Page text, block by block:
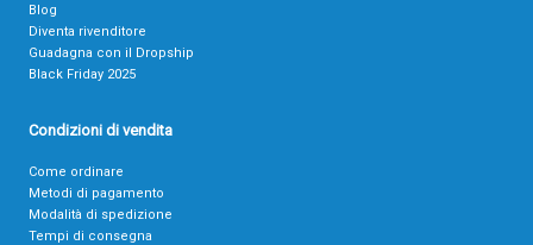
Blog
Diventa rivenditore
Guadagna con il Dropship
Black Friday 2025
Condizioni di vendita
Come ordinare
Metodi di pagamento
Modalità di spedizione
Tempi di consegna